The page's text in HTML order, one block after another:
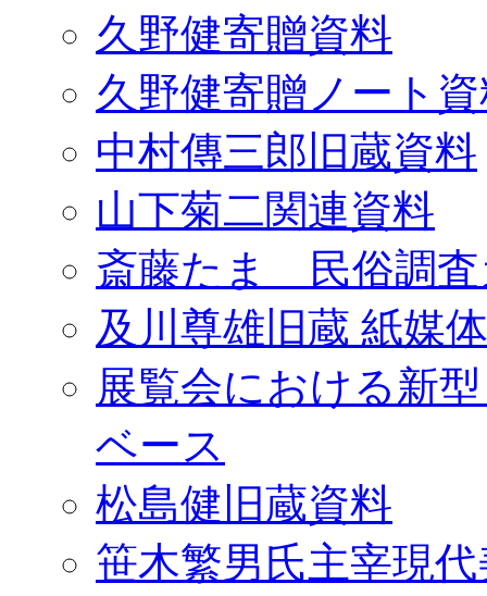
久野健寄贈資料
久野健寄贈ノート
中村傳三郎旧蔵資料
山下菊二関連資料
斎藤たま 民俗調査
及川尊雄旧蔵 紙媒
展覧会における新
ベース
松島健旧蔵資料
笹木繁男氏主宰現